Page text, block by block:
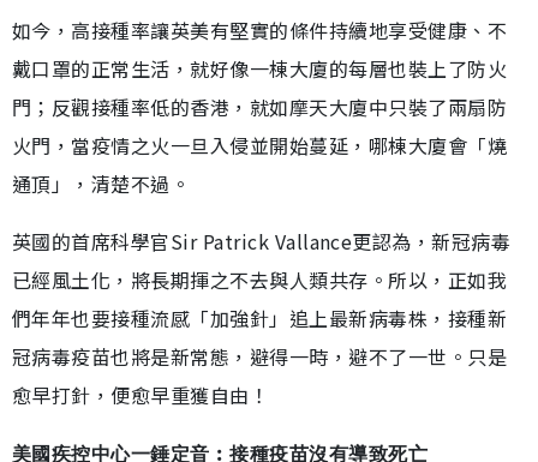
如今，高接種率讓英美有堅實的條件持續地享受健康、不
戴口罩的正常生活，就好像一棟大廈的每層也裝上了防火
門；反觀接種率低的香港，就如摩天大廈中只裝了兩扇防
火門，當疫情之火一旦入侵並開始蔓延，哪棟大廈會「燒
通頂」，清楚不過。
英國的首席科學官Sir Patrick Vallance更認為，新冠病毒
已經風土化，將長期揮之不去與人類共存。所以，正如我
們年年也要接種流感「加強針」追上最新病毒株，接種新
冠病毒疫苗也將是新常態，避得一時，避不了一世。只是
愈早打針，便愈早重獲自由！
美國疾控中心一錘定音︰接種疫苗沒有導致死亡